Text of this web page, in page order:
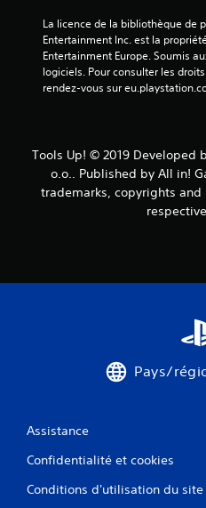
La licence de la bibliothèque de
Entertainment Inc. est la
Entertainment Europe. Soumis
logiciels. Pour consulter les
rendez-vous sur
Tools Up! © 2019 Developed
o.o.. Published by All in!
trademarks, copyrights
Pays/
Assistance
Confidentialité et cookies
Conditions d'utilisation du site